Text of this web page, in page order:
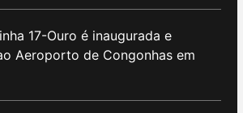
17-Ouro é inaugurada e
Aeroporto de Congonhas em